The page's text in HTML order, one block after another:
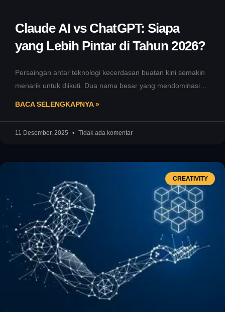
Claude AI vs ChatGPT: Siapa
yang Lebih Pintar di Tahun 2026?
Persaingan antar teknologi kecerdasan buatan kini semakin
menarik untuk diikuti. Dua nama besar yang mendominasi
BACA SELENGKAPNYA »
11 Desember, 2025 Tidak ada komentar
CREATIVITY